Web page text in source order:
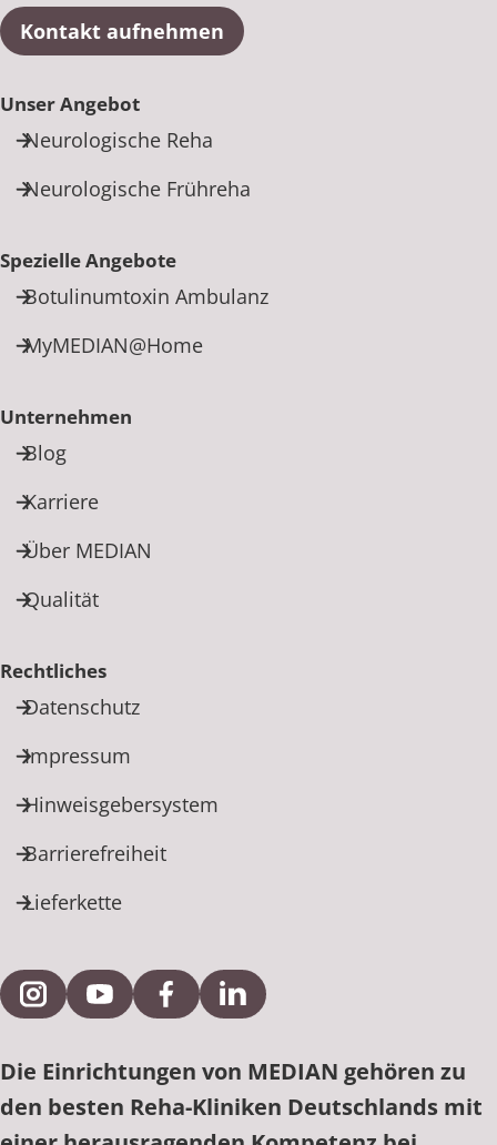
Kontakt aufnehmen
Unser Angebot
Neurologische Reha
Neurologische Frühreha
Spezielle Angebote
Botulinumtoxin Ambulanz
MyMEDIAN@Home
Unternehmen
Blog
Karriere
Über MEDIAN
Qualität
Rechtliches
Datenschutz
Impressum
Hinweisgebersystem
Barrierefreiheit
Lieferkette
Externe Verlinkung zu Instagram
Externe Verlinkung zu YouTube
Externe Verlinkung zu Facebook
Externe Verlinkung zu
Die Einrichtungen von MEDIAN gehören zu
den besten Reha-Kliniken Deutschlands mit